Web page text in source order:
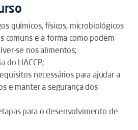
químicos, físicos, microbiológicos
comuns e a forma como podem
se nos alimentos;
do HACCP;
necessários para ajudar a
e manter a segurança dos
para o desenvolvimento de